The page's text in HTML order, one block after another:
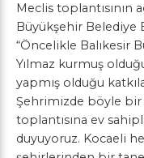
Meclis toplantısının
Büyükşehir Belediye
“Öncelikle Balıkesir
Yılmaz kurmuş
yapmış olduğu
Şehrimizde böyle bir
toplantısına ev
duyuyoruz. Kocaeli